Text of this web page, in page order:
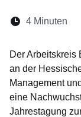
Lesedauer:
4 Minuten
Der Arbeitskreis
an der
Management
eine
Jahrestagung